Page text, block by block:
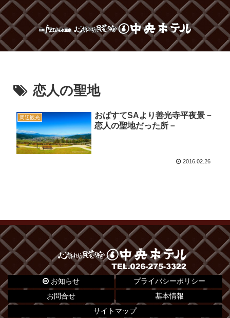
恋人の聖地
周辺観光
おばすてSAより善光寺平夜景－
恋人の聖地だった所－
2016.02.26
お知らせ
プライバシーポリシー
お問合せ
基本情報
サイトマップ